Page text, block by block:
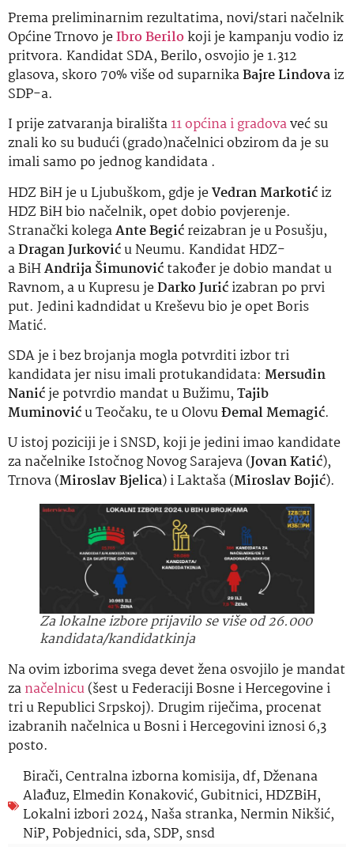
Prema preliminarnim rezultatima, novi/stari načelnik
Općine Trnovo jeIbro Berilokoji je kampanju vodio iz
pritvora. Kandidat SDA, Berilo, osvojio je 1.312
glasova, skoro 70% više od suparnikaBajre Lindovaiz
SDP-a.
I prije zatvaranja birališta11 općina i gradovaveć su
znali ko su budući (grado)načelnici obzirom da je su
imali samo po jednog kandidata .
HDZ BiH je u Ljubuškom, gdje jeVedran Markotićiz
HDZ BiH bio načelnik, opet dobio povjerenje.
Stranački kolegaAnte Begićreizabran je u Posušju,
aDragan Jurkoviću Neumu. Kandidat HDZ-
a BiHAndrija Šimunovićtakođer je dobio mandat u
Ravnom, a u Kupresu jeDarko Jurićizabran po prvi
put. Jedini kadndidat u Kreševu bio je opet Boris
Matić.
SDA je i bez brojanja mogla potvrditi izbor tri
kandidata jer nisu imali protukandidata: Mersudin
Nanićje potvrdio mandat u Bužimu,Tajib
Muminoviću Teočaku, te u OlovuĐemal Memagić.
U istoj poziciji je i SNSD, koji je jedini imao kandidate
za načelnike Istočnog Novog Sarajeva (Jovan Katić),
Trnova (Miroslav Bjelica) i Laktaša (Miroslav Bojić).
Za lokalne izbore prijavilo se više od 26.000
kandidata/kandidatkinja
Na ovim izborima svega devet žena osvojilo je mandat
zanačelnicu(šest u Federaciji Bosne i Hercegovine i
tri u Republici Srpskoj). Drugim riječima, procenat
izabranih načelnica u Bosni i Hercegovini iznosi 6,3
posto.
Birači,Centralna izborna komisija,df,Dženana
Alađuz,Elmedin Konaković,Gubitnici,HDZBiH,
Lokalni izbori 2024,Naša stranka,Nermin Nikšić,
NiP,Pobjednici, sda, SDP, snsd